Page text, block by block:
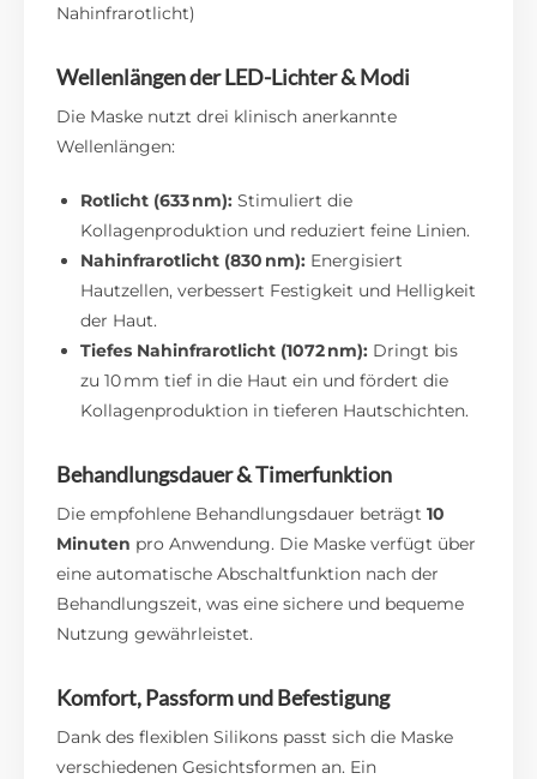
Nahinfrarotlicht)
Wellenlängen der LED-Lichter & Modi
Die Maske nutzt drei klinisch anerkannte
Wellenlängen:
Rotlicht (633 nm): Stimuliert die
Kollagenproduktion und reduziert feine Linien.
Nahinfrarotlicht (830 nm): Energisiert
Hautzellen, verbessert Festigkeit und Helligkeit
der Haut.
Tiefes Nahinfrarotlicht (1072 nm): Dringt bis
zu 10 mm tief in die Haut ein und fördert die
Kollagenproduktion in tieferen Hautschichten.
Behandlungsdauer & Timerfunktion
Die empfohlene Behandlungsdauer beträgt10
Minuten pro Anwendung. Die Maske verfügt über
eine automatische Abschaltfunktion nach der
Behandlungszeit, was eine sichere und bequeme
Nutzung gewährleistet.
Komfort, Passform und Befestigung
Dank des flexiblen Silikons passt sich die Maske
verschiedenen Gesichtsformen an. Ein